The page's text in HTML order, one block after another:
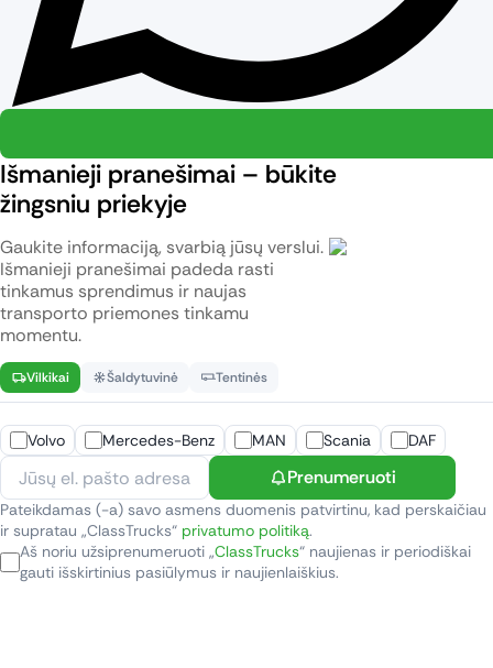
Išmanieji pranešimai – būkite
žingsniu priekyje
Gaukite informaciją, svarbią jūsų verslui.
Išmanieji pranešimai padeda rasti
tinkamus sprendimus ir naujas
transporto priemones tinkamu
momentu.
Vilkikai Šaldytuvinė Tentinės
Volvo Mercedes-Benz MAN Scania DAF
Prenumeruoti
Pateikdamas (-a) savo asmens duomenis patvirtinu, kad perskaičiau
ir supratau „ClassTrucks“ privatumo politiką.
Aš noriu užsiprenumeruoti „ClassTrucks“ naujienas ir periodiškai
gauti išskirtinius pasiūlymus ir naujienlaiškius.